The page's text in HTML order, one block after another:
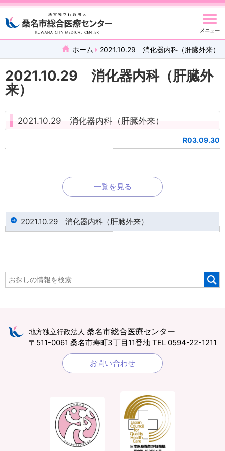
メニュー
ホーム 2021.10.29 消化器内科（肝臓外来）
2021.10.29 消化器内科（肝臓外
来）
2021.10.29 消化器内科（肝臓外来）
R03.09.30
一覧を見る
2021.10.29 消化器内科（肝臓外来）
地方独立行政法人 桑名市総合医療センター
〒511-0061 桑名市寿町3丁目11番地 TEL 0594-22-1211
お問い合わせ